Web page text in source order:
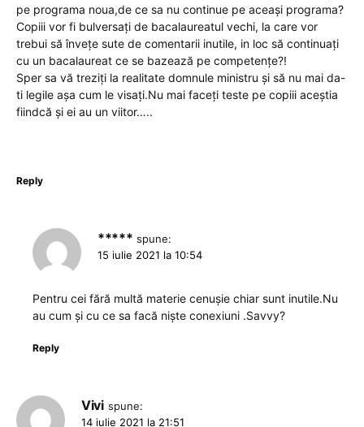
pe programa noua,de ce sa nu continue pe aceași programa?
Copiii vor fi bulversați de bacalaureatul vechi, la care vor
trebui să învețe sute de comentarii inutile, in loc să continuați
cu un bacalaureat ce se bazează pe competențe?!
Sper sa vă treziți la realitate domnule ministru și să nu mai da-
ti legile așa cum le visați.Nu mai faceți teste pe copiii aceștia
fiindcă și ei au un viitor…..
Reply
***** spune:
15 iulie 2021 la 10:54
Pentru cei fără multă materie cenușie chiar sunt inutile.Nu
au cum și cu ce sa facă niște conexiuni .Savvy?
Reply
Vivi spune:
14 iulie 2021 la 21:51